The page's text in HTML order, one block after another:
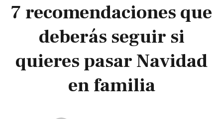
7 recomendaciones que
deberás seguir si
quieres pasar Navidad
en familia